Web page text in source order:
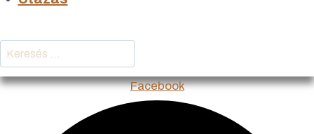
…
Facebook